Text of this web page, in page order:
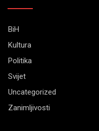
BiH
Kultura
Politika
Svijet
Uncategorized
Zanimljivosti